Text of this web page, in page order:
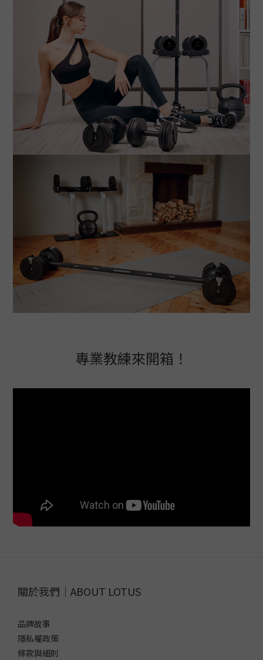
專業教練來開箱！
關於我們｜ABOUT LOTUS
品牌故事
隱私權政策
條款與細則